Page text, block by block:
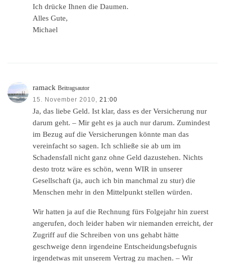
Ich drücke Ihnen die Daumen.
Alles Gute,
Michael
ramack Beitragsautor
15. November 2010, 21:00
Ja, das liebe Geld. Ist klar, dass es der Versicherung nur
darum geht. – Mir geht es ja auch nur darum. Zumindest
im Bezug auf die Versicherungen könnte man das
vereinfacht so sagen. Ich schließe sie ab um im
Schadensfall nicht ganz ohne Geld dazustehen. Nichts
desto trotz wäre es schön, wenn WIR in unserer
Gesellschaft (ja, auch ich bin manchmal zu stur) die
Menschen mehr in den Mittelpunkt stellen würden.
Wir hatten ja auf die Rechnung fürs Folgejahr hin zuerst
angerufen, doch leider haben wir niemanden erreicht, der
Zugriff auf die Schreiben von uns gehabt hätte
geschweige denn irgendeine Entscheidungsbefugnis
irgendetwas mit unserem Vertrag zu machen. – Wir